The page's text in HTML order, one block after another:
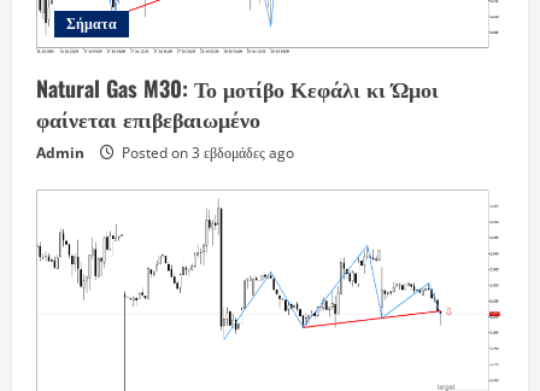
Σήματα
Natural Gas M30: Το μοτίβο Κεφάλι κι Ώμοι
φαίνεται επιβεβαιωμένο
Admin Posted on 3 εβδομάδες ago